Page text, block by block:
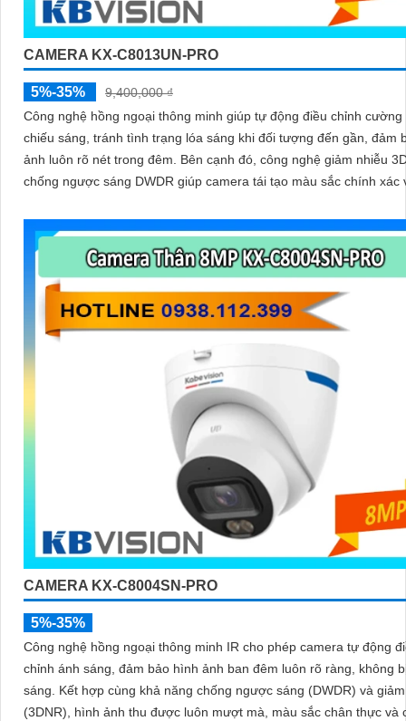
CAMERA KX-C8013UN-PRO
5%-35%
9,400,000 ₫
Công nghệ hồng ngoại thông minh giúp tự động điều chỉnh cường
chiếu sáng, tránh tình trạng lóa sáng khi đối tượng đến gần, đảm
ảnh luôn rõ nét trong đêm. Bên cạnh đó, công nghệ giảm nhiễu 3DNR và
chống ngược sáng DWDR giúp camera tái tạo màu sắc chính xác
CAMERA KX-C8004SN-PRO
5%-35%
Công nghệ hồng ngoại thông minh IR cho phép camera tự động
chỉnh ánh sáng, đảm bảo hình ảnh ban đêm luôn rõ ràng, không
sáng. Kết hợp cùng khả năng chống ngược sáng (DWDR) và giảm nhiễu
(3DNR), hình ảnh thu được luôn mượt mà, màu sắc chân thực và